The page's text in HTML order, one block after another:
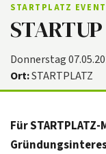
STARTPLATZ EVENT
Donnerstag
Ort:STARTPLATZ
Für